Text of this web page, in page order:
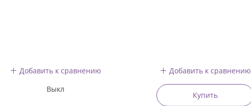
Добавить к сравнению
Выкл
Добавить к сравнению
Купить